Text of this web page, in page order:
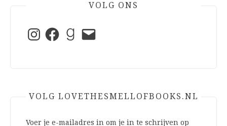
VOLG ONS
InstagramFacebookGoodreads
E-
mail
VOLG LOVETHESMELLOFBOOKS.NL
Voer je e-mailadres in om je in te schrijven op